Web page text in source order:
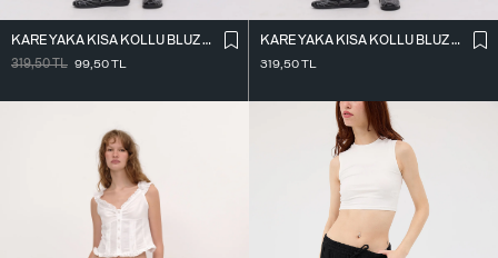
KARE YAKA KISA KOLLU BLUZ B1559-İ2
319,50TL 99,50TL
KARE YAKA KISA KOLLU BLUZ B1559-İ2
319,50TL